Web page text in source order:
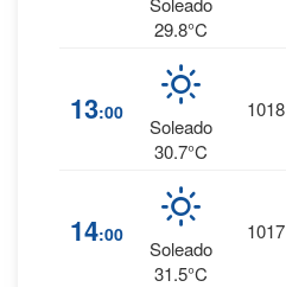
29.8°C
13:00
Soleado
30.7°C
1018
14:00
Soleado
31.5°C
1017